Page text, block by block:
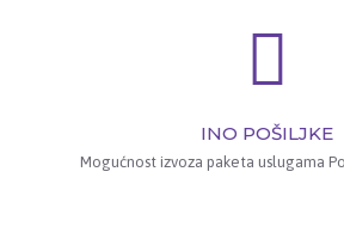
INO POŠILJKE
Mogućnost izvoza paketa uslugama